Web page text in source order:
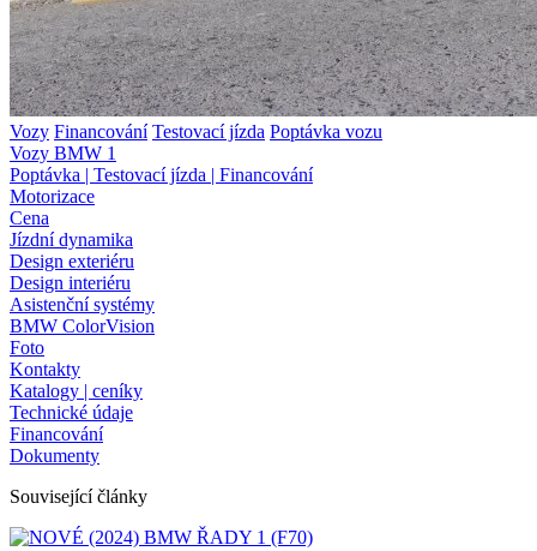
Vozy Financování Testovací jízda Poptávka vozu
Vozy BMW 1
Poptávka | Testovací jízda | Financování
Motorizace
Cena
Jízdní dynamika
Design exteriéru
Design interiéru
Asistenční systémy
BMW ColorVision
Foto
Kontakty
Katalogy | ceníky
Technické údaje
Financování
Dokumenty
Související články